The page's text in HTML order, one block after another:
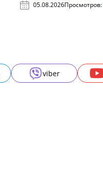
05.08.2026Просмотров:
viber